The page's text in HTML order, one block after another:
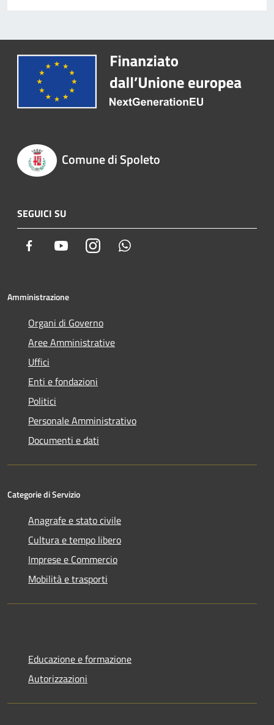
Comune di Spoleto
SEGUICI SU
Facebook YoutubeInstagram
Amministrazione
Organi di Governo
Aree Amministrative
Uffici
Enti e fondazioni
Politici
Personale Amministrativo
Documenti e dati
Categorie di Servizio
Anagrafe e stato civile
Cultura e tempo libero
Imprese e Commercio
Mobilità e trasporti
Educazione e formazione
Autorizzazioni